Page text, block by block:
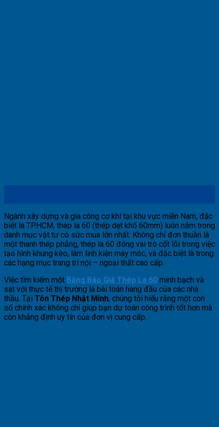
Ngành xây dựng và gia công cơ khí tại khu vực miền Nam, đặc
biệt là TP.HCM, thép la 60 (thép dẹt khổ 60mm) luôn nằm trong
danh mục vật tư có sức mua lớn nhất. Không chỉ đơn thuần là
một thanh thép phẳng, thép la 60 đóng vai trò cốt lõi trong việc
tạo hình khung kèo, làm linh kiện máy móc, và đặc biệt là trong
các hạng mục trang trí nội – ngoại thất cao cấp.
Việc tìm kiếm một Bảng Báo Giá Thép La 60 minh bạch và
sát với thực tế thị trường là bài toán hàng đầu của các nhà
thầu. Tại Tôn Thép Nhật Minh, chúng tôi hiểu rằng một con
số chính xác không chỉ giúp bạn dự toán công trình tốt hơn mà
còn khẳng định uy tín của đơn vị cung cấp.